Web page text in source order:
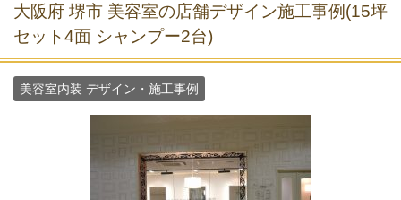
大阪府 堺市 美容室の店舗デザイン施工事例(15坪
セット4面 シャンプー2台)
美容室内装 デザイン・施工事例